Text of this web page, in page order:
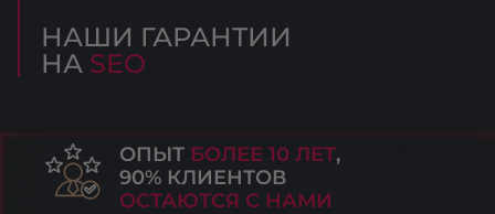
НАШИ ГАРАНТИИ
НА SEO
ОПЫТ БОЛЕЕ 10 ЛЕТ,
90% КЛИЕНТОВ
ОСТАЮТСЯ С НАМИ